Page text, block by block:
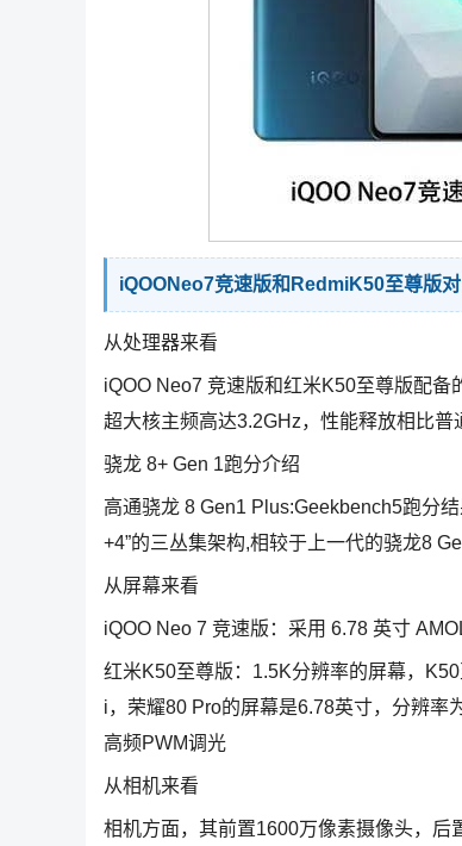
iQOONeo7竞速版和RedmiK50至尊版
从处理器来看
iQOO Neo7 竞速版和红米K50至尊版配备
超大核主频高达3.2GHz，性能释放相比普
骁龙 8+ Gen 1跑分介绍
高通骁龙 8 Gen1 Plus:Geekbench5跑分
+4”的三丛集架构,相较于上一代的骁龙8
从屏幕来看
iQOO Neo 7 竞速版：采用 6.78 英寸
红米K50至尊版：1.5K分辨率的屏幕，
i，荣耀80 Pro的屏幕是6.78英寸，分辨率
高频PWM调光
从相机来看
相机方面，其前置1600万像素摄像头，